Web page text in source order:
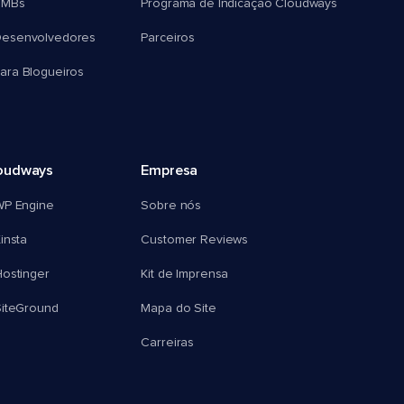
Blogueiros
Programa de Indicação Cloudways
Parceiros
Engine
Empresa
Sobre nós
Customer Reviews
Kit de Imprensa
Mapa do Site
Carreiras